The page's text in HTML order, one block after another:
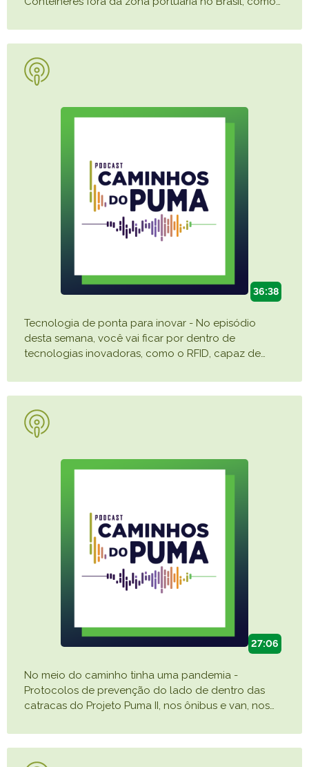
36:38
Tecnologia de ponta para inovar - No episódio
desta semana, você vai ficar por dentro de
tecnologias inovadoras, como o RFID, capaz de…
27:06
No meio do caminho tinha uma pandemia -
Protocolos de prevenção do lado de dentro das
catracas do Projeto Puma II, nos ônibus e van, nos…